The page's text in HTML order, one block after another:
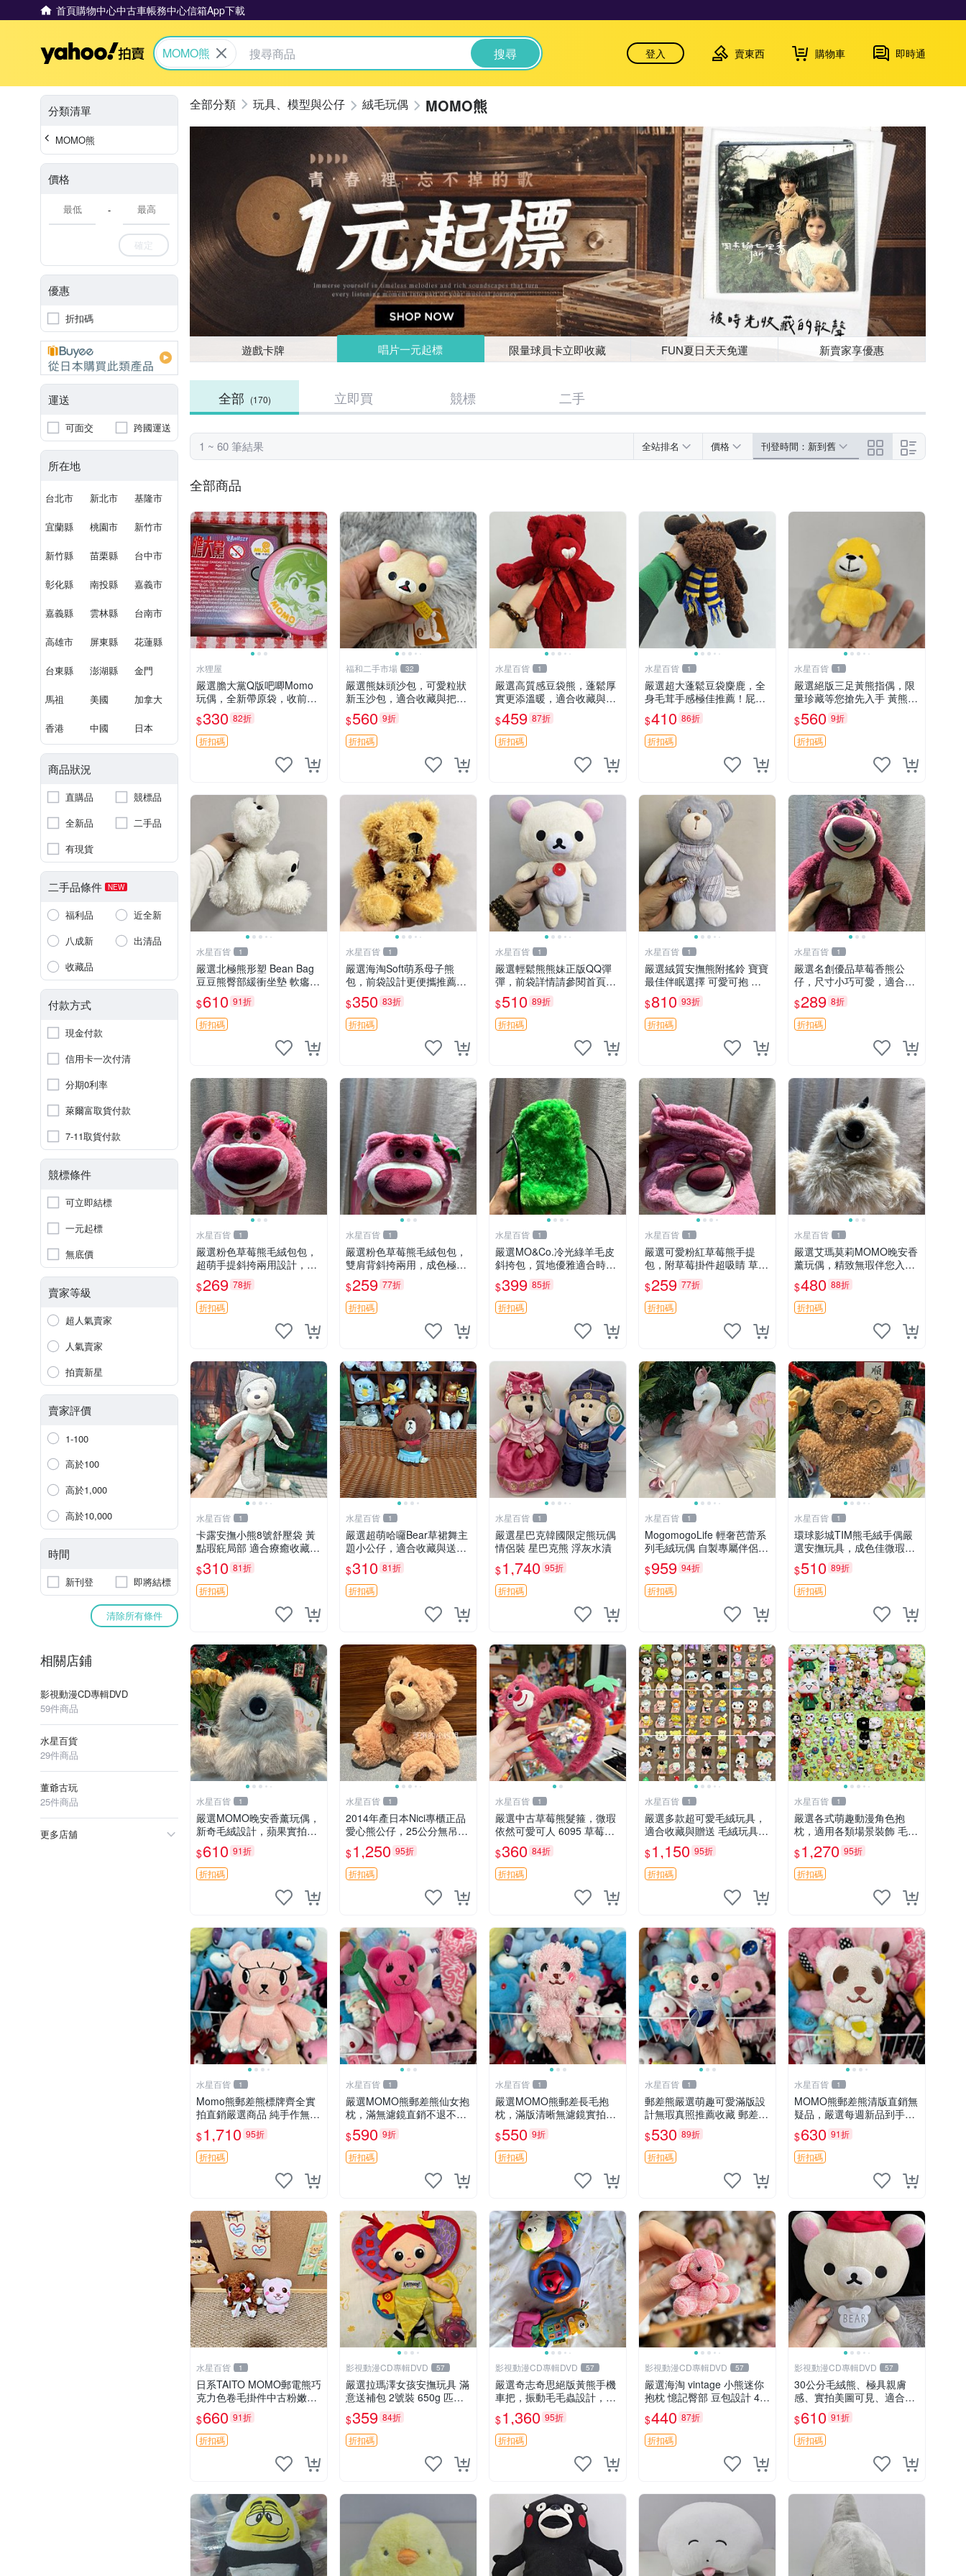
首頁購物中心中古車帳務中心信箱App下載
Yahoo拍賣
MOMO熊 搜尋 登入 賣東西 購物車 即時通
分類清單
MOMO熊
價格
-
確定
優惠
折扣碼
運送
可面交 跨國運送
所在地
台北市 新北市 基隆市
宜蘭縣 桃園市 新竹市
新竹縣 苗栗縣 台中市
彰化縣 南投縣 嘉義市
嘉義縣 雲林縣 台南市
高雄市 屏東縣 花蓮縣
台東縣 澎湖縣 金門
馬祖 美國 加拿大
香港 中國 日本
商品狀況
直購品
競標品
全新品
二手品
有現貨
二手品條件 NEW
福利品
近全新
八成新
出清品
收藏品
付款方式
現金付款
信用卡一次付清
分期0利率
萊爾富取貨付款
7-11取貨付款
競標條件
可立即結標
一元起標
無底價
賣家等級
超人氣賣家
人氣賣家
拍賣新星
賣家評價
1-100
高於100
高於1,000
高於10,000
時間
新刊登 即將結標
清除所有條件
相關店鋪
影視動漫CD專輯DVD
59件商品
水星百貨
29件商品
董爺古玩
25件商品
更多店舖
玩具、模型與公仔 絨毛玩偶 MOMO熊
遊戲卡牌 唱片一元起標 限量球員卡立即收藏 FUN夏日天天免運 新賣家享優惠
全部 (170) 立即買 競標 二手
1 ~ 60 筆結果 全站排名 價格 刊登時間：新到舊
全部商品
水狸屋
嚴選膽大黨Q版吧唧Momo
玩偶，全新帶原袋，收前請
詳讀收物須知。非偏遠地區
同城可取。 膽大黨 Q版 陳
冠希 妙Q玩偶
$330 82折
折扣碼
福和二手市場 32
嚴選熊妹頭沙包，可愛粒狀
新玉沙包，適合收藏與把玩
熊妹 沙包 玉石
$560 9折
折扣碼
水星百貨 1
嚴選高質感豆袋熊，蓬鬆厚
實更添溫暖，適合收藏與休
憩。前胸填充飽滿，背部亦
具優雅設計。 豆袋熊 保暖
溫柔 蓬松
$459 87折
折扣碼
水星百貨 1
嚴選超大蓬鬆豆袋麋鹿，全
身毛茸手感極佳推薦！屁股
與四肢填充均勻，適合收藏
與孩童共賞。 麋鹿 豆袋 毛
茸玩具
$410 86折
折扣碼
水星百貨 1
嚴選絕版三足黃熊指偶，限
量珍藏等您搶先入手 黃熊
指偶 珍藏品
$560 9折
折扣碼
水星百貨 1
嚴選北極熊形塑 Bean Bag
豆豆熊臀部緩衝坐墊 軟癟癟
舒壓設計 保暖又實用 適合
久坐放松 推薦居家使用 RU
SS系列 豆豆熊屁屁坐墊 3D
顆粒結構
$610 91折
折扣碼
水星百貨 1
嚴選海淘Soft萌系母子熊
包，前袋設計更便攜推薦收
藏 母子熊 軟綿綿 包包
$350 83折
折扣碼
水星百貨 1
嚴選輕鬆熊熊妹正版QQ彈
彈，前袋詳情請參閱首頁置
頂說明適合收藏 QQ彈彈 正
版 熊熊妹
$510 89折
折扣碼
水星百貨 1
嚴選絨質安撫熊附搖鈴 寶寶
最佳伴眠選擇 可愛可抱 絨
毛玩具 安撫熊 嬰兒用
$810 93折
折扣碼
水星百貨 1
嚴選名創優品草莓香熊公
仔，尺寸小巧可愛，適合收
藏賞玩 30cm 玩具 公仔 草
莓熊
$289 8折
折扣碼
水星百貨 1
嚴選粉色草莓熊毛絨包包，
超萌手提斜挎兩用設計，成
色上佳容量大 粉紅草莓 毛
絨包 超大容量
$269 78折
折扣碼
水星百貨 1
嚴選粉色草莓熊毛絨包包，
雙肩背斜挎兩用，成色極佳
精準關鍵詞：草莓熊 包包
毛絨
$259 77折
折扣碼
水星百貨 1
嚴選MO&Co.冷光綠羊毛皮
斜挎包，質地優雅適合時尚
穿搭 冷光綠 皮包 斜挎包
$399 85折
折扣碼
水星百貨 1
嚴選可愛粉紅草莓熊手提
包，附草莓掛件超吸睛 草莓
熊手提包 草莓掛件 可愛port
unese
$259 77折
折扣碼
水星百貨 1
嚴選艾瑪莫莉MOMO晚安香
薰玩偶，精致無瑕伴您入眠
晚安精靈 香薰玩具 玩偶收
藏
$480 88折
折扣碼
水星百貨 1
卡露安撫小熊8號舒壓袋 黃
點瑕疪局部 適合療癒收藏
撫慰身心 美肌養護 放鬆好
物
$310 81折
折扣碼
水星百貨 1
嚴選超萌哈囉Bear草裙舞主
題小公仔，適合收藏與送禮
100 克 哈囉Bear 草裙舞
$310 81折
折扣碼
水星百貨 1
嚴選星巴克韓國限定熊玩偶
情侶裝 星巴克熊 浮灰水漬
$1,740 95折
折扣碼
水星百貨 1
MogomogoLife 輕奢芭蕾系
列毛絨玩偶 自製專屬伴侶
帶標牌全新成色 芭蕾系列
毛絨玩偶 安撫玩具 新款上
架
$959 94折
折扣碼
水星百貨 1
環球影城TIM熊毛絨手偶嚴
選安撫玩具，成色佳微瑕
疵，贈小禮物超值優惠 TIM
熊 毛絨手偶 安撫 toy 嚴選
$510 89折
折扣碼
水星百貨 1
嚴選MOMO晚安香薰玩偶，
新奇毛絨設計，蘋果實拍展
示，成色極佳 晚安香薰 馮
娃娃 毛絨玩偶
$610 91折
折扣碼
水星百貨 1
2014年產日本Nici專櫃正品
愛心熊公仔，25公分無吊牌
全新 愛心熊 公仔 熊抱玩偶
$1,250 95折
折扣碼
水星百貨 1
嚴選中古草莓熊髮箍，微瑕
依然可愛可人 6095 草莓熊
頭飾 中古髮圈 熊寶 寶寶 娃
娃熊髮箍 中古收藏 玩具髮
夾
$360 84折
折扣碼
水星百貨 1
嚴選多款超可愛毛絨玩具，
適合收藏與贈送 毛絨玩具、
抱枕、公仔
$1,150 95折
折扣碼
水星百貨 1
嚴選各式萌趣動漫角色抱
枕，適用各類場景裝飾 毛絨
玩具、卡通抱枕、趣味玩偶
$1,270 95折
折扣碼
水星百貨 1
Momo熊郵差熊標牌齊全實
拍直銷嚴選商品 純手作無修
圖可收藏 郵差熊 Momo熊
標牌 商品
$1,710 95折
折扣碼
水星百貨 1
嚴選MOMO熊郵差熊仙女抱
枕，滿無濾鏡直銷不退不換
經典造型可愛必備 紅薯啵啵
間抱枕 抱枕 時尚
$590 9折
折扣碼
水星百貨 1
嚴選MOMO熊郵差長毛抱
枕，滿版清晰無濾鏡實拍直
銷。每周新品到貨，不容錯
過！ 郵差熊 長毛 抱枕
$550 9折
折扣碼
水星百貨 1
郵差熊嚴選萌趣可愛滿版設
計無瑕真照推薦收藏 郵差熊
熊抱枕 紅薯啵啵間
$530 89折
折扣碼
水星百貨 1
MOMO熊郵差熊清版直銷無
疑品，嚴選每週新品到手。
紅薯啵啵鮮果間 郵差熊 清
版 紅薯啵啵間
$630 91折
折扣碼
水星百貨 1
日系TAITO MOMO郵電熊巧
克力色卷毛掛件中古粉嫩玩
偶微瑕推薦 postpet momo
郵電熊 中古玩偶
$660 91折
折扣碼
影視動漫CD專輯DVD 57
嚴選拉瑪澤女孩安撫玩具 滿
意送補包 2號裝 650g 匹配
嬰幼童舒壓好伴侶 女孩專用
安心選擇 安撫玩偶 衝包 玩
具
$359 84折
折扣碼
影視動漫CD專輯DVD 57
嚴選奇志奇思絕版黃熊手機
車把，振動毛毛蟲設計，直
SALE 售不退不換 毛毛蟲 手
機 車把
$1,360 95折
折扣碼
影視動漫CD專輯DVD 57
嚴選海淘 vintage 小熊迷你
抱枕 憶記臀部 豆包設計 4c
m 高 推薦收藏 迷你豆包小
熊、高臀部、豆袋抱枕
$440 87折
折扣碼
影視動漫CD專輯DVD 57
30公分毛絨熊、極具親膚
感、實拍美圖可見、適合送
禮收藏 毛絨熊 送禮 熊抱
$610 91折
折扣碼